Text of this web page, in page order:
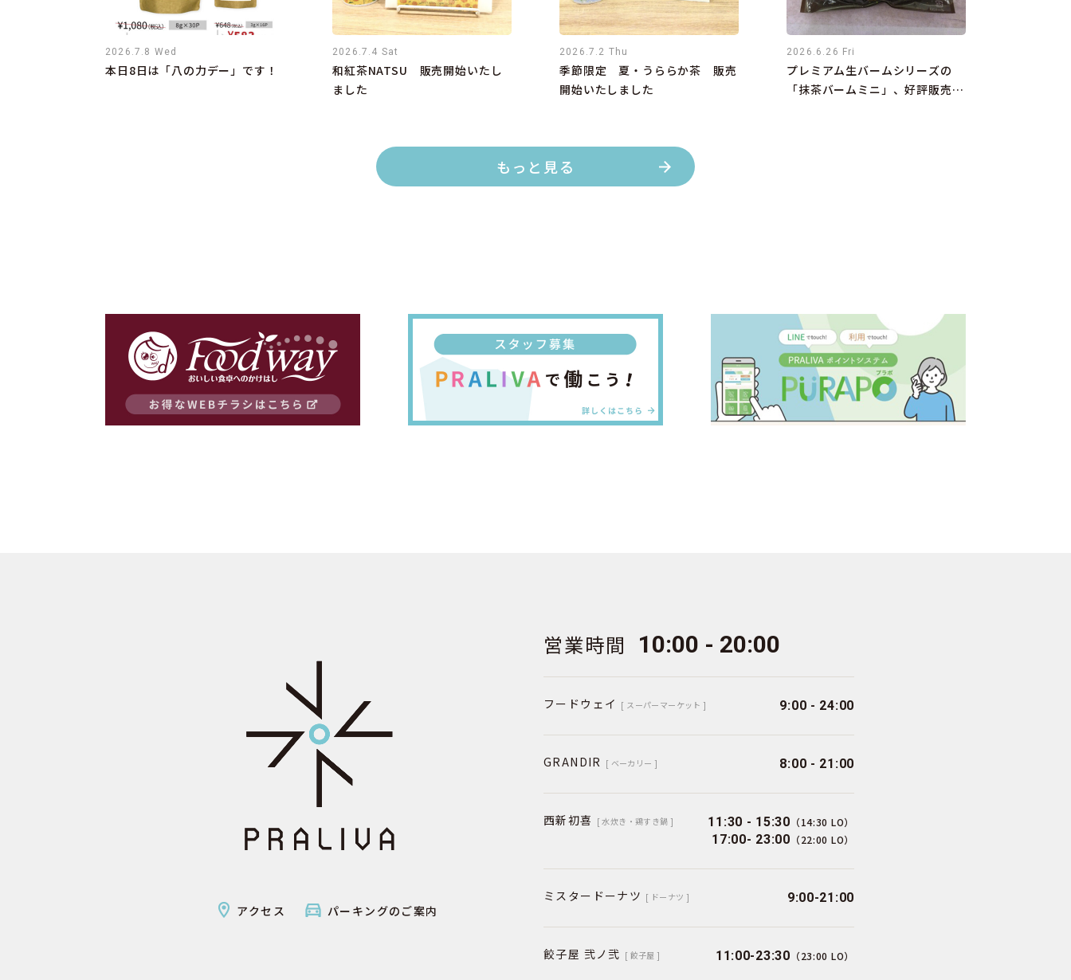
2026.7.8 Wed
本日8日は「八の力デー」です！
2026.7.4 Sat
和紅茶NATSU 販売開始いたし
ました
2026.7.2 Thu
季節限定 夏・うららか茶 販売
開始いたしました
2026.6.26 Fri
プレミアム生バームシリーズの
「抹茶バームミニ」、好評販売中
もっと見る
アクセス パーキングのご案内
営業時間 10:00 - 20:00
フードウェイ [ スーパーマーケット ] 9:00 - 24:00
GRANDIR [ ベーカリー ] 8:00 - 21:00
西新初喜 [ 水炊き・鶏すき鍋 ] 11:30 - 15:30 （14:30 LO）
17:00- 23:00 （22:00 LO）
ミスタードーナツ [ ドーナツ ] 9:00-21:00
餃子屋 弐ノ弐 [ 餃子屋 ] 11:00-23:30 （23:00 LO）